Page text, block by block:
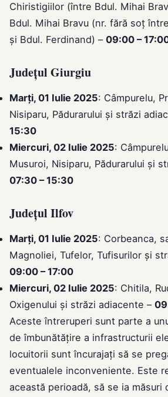
Chiristigiilor (între Bdul. Mihai
Bdul. Mihai Bravu (nr. fără soț
și Bdul. Ferdinand) – 09:00 –
Județul Giurgiu
Marți, 01 Iulie 2025: Câmpurelu,
Nisiparu, Pădurarului și străzi
15:30
Miercuri, 02 Iulie 2025:
Musuroi, Nisiparu, Pădurarului și
07:30 – 15:30
Județul Ilfov
Marți, 01 Iulie 2025: Corbeanca,
Magnoliei, Tufelor, Tufisurilor și
09:00 – 17:00
Miercuri, 02 Iulie 2025: Chitila,
Oxigenului și străzi adiacente –
Aceste întreruperi sunt parte a
de îmbunătățire a infrastructurii
locuitorii sunt încurajați să se
eventualele inconveniente. Este
această perioadă, să se ia măsuri